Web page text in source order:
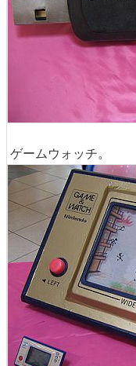
ゲームウォッチ。